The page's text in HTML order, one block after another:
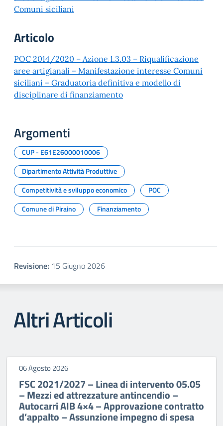
Comuni siciliani
Articolo
POC 2014/2020 – Azione 1.3.03 – Riqualificazione
aree artigianali – Manifestazione interesse Comuni
siciliani – Graduatoria definitiva e modello di
disciplinare di finanziamento
Argomenti
CUP - E61E26000010006
Dipartimento Attività Produttive
Competitività e sviluppo economico
POC
Comune di Piraino
Finanziamento
Revisione: 15 Giugno 2026
Altri Articoli
06 Agosto 2026
FSC 2021/2027 – Linea di intervento 05.05
– Mezzi ed attrezzature antincendio –
Autocarri AIB 4×4 – Approvazione contratto
d’appalto – Assunzione impegno di spesa